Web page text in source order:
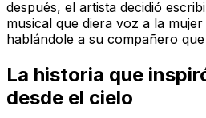
después, el artista decidió
musical que diera voz a la
hablándole a su compañero
La historia que
desde el cielo